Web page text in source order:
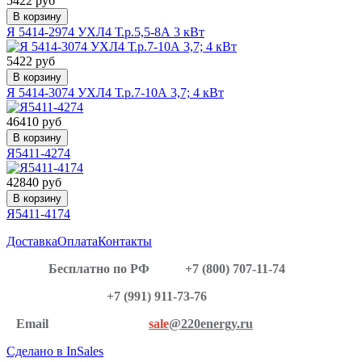
В корзину
Я 5414-2974 УХЛ4 Т.р.5,5-8А 3 кВт
5422 руб
В корзину
Я 5414-3074 УХЛ4 Т.р.7-10А 3,7; 4 кВт
46410 руб
В корзину
Я5411-4274
42840 руб
В корзину
Я5411-4174
ДоставкаОплатаКонтакты
Бесплатно по РФ
+7 (800) 707-11-74
+7 (991) 911-73-76
Email
sale@220energy.ru
Сделано в InSales